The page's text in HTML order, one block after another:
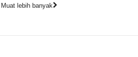
Muat lebih banyak